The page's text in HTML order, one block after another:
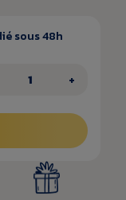
sous 48h
+